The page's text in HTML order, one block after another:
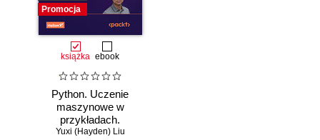
Promocja
książka ebook
Python. Uczenie
maszynowe w
przykładach.
Najlepsze praktyki
Yuxi (Hayden) Liu